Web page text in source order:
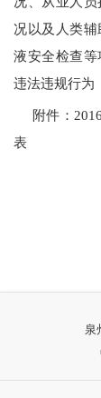
况以及人类
液安全检查
违法违规行为
附件： 2016
表
泉